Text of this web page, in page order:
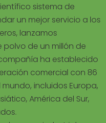
sistema de
un mejor servicio a los
lanzamos
polvo de un millón de
ha establecido
comercial con 86
incluidos Europa,
América del Sur,